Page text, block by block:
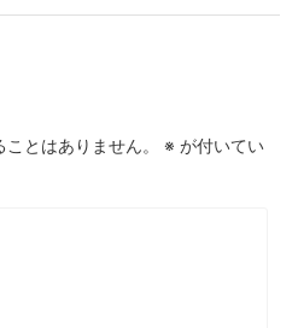
とはありません。 ※ が付いてい